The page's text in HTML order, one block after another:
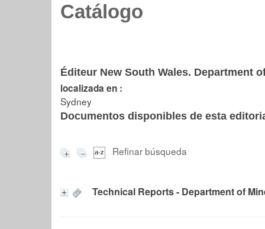
Catálogo
Éditeur New South Wales. Department
localizada en :
Sydney
Documentos disponibles de esta
Refinar búsqueda
Technical Reports - Department of